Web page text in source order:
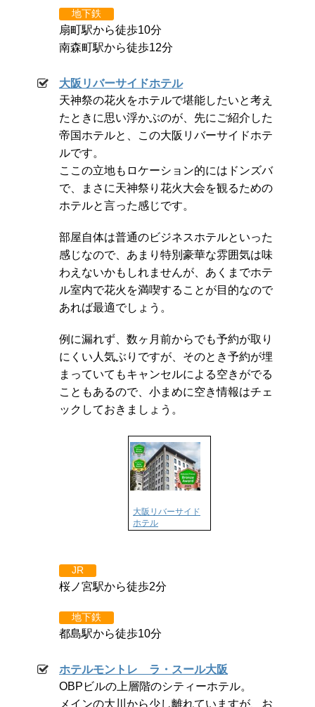
地下鉄
扇町駅から徒歩10分
南森町駅から徒歩12分
大阪リバーサイドホテル
天神祭の花火をホテルで堪能したいと考え
たときに思い浮かぶのが、先にご紹介した
帝国ホテルと、この大阪リバーサイドホテ
ルです。
ここの立地もロケーション的にはドンズバ
で、まさに天神祭り花火大会を観るための
ホテルと言った感じです。
部屋自体は普通のビジネスホテルといった
感じなので、あまり特別豪華な雰囲気は味
わえないかもしれませんが、あくまでホテ
ル室内で花火を満喫することが目的なので
あれば最適でしょう。
例に漏れず、数ヶ月前からでも予約が取り
にくい人気ぶりですが、そのとき予約が埋
まっていてもキャンセルによる空きがでる
こともあるので、小まめに空き情報はチェ
ックしておきましょう。
大阪リバーサイド
ホテル
JR
桜ノ宮駅から徒歩2分
地下鉄
都島駅から徒歩10分
ホテルモントレ ラ・スール大阪
OBPビルの上層階のシティーホテル。
メインの大川から少し離れていますが、お